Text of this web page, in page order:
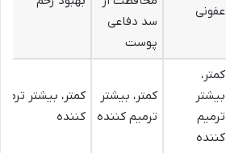
عفونی
سد دفاعی
پوست
کمتر،
بیشتر
ترمیم
کننده
کمتر، بیشتر
ترمیم کننده
کمتر، بیشتر
کننده